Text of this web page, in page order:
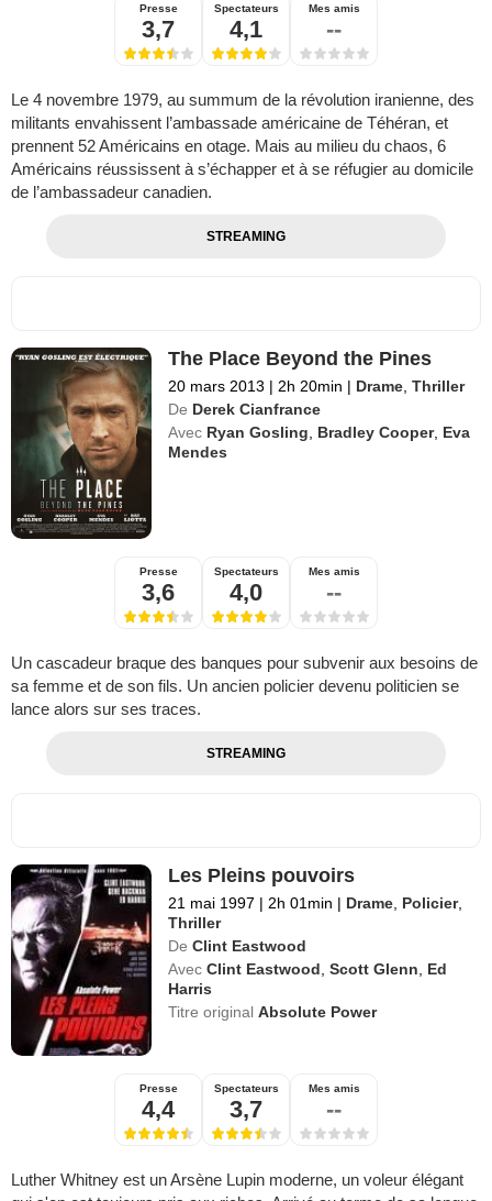
Presse
3,7
Spectateurs
4,1
Mes amis
--
Le 4 novembre 1979, au summum de la révolution iranienne, des
militants envahissent l’ambassade américaine de Téhéran, et
prennent 52 Américains en otage. Mais au milieu du chaos, 6
Américains réussissent à s’échapper et à se réfugier au domicile
de l’ambassadeur canadien.
STREAMING
The Place Beyond the Pines
20 mars 2013 | 2h 20min | Drame ,Thriller
De Derek Cianfrance
Avec Ryan Gosling Bradley Cooper, Eva
Mendes
Presse
3,6
Spectateurs
4,0
Mes amis
--
Un cascadeur braque des banques pour subvenir aux besoins de
sa femme et de son fils. Un ancien policier devenu politicien se
lance alors sur ses traces.
STREAMING
Les Pleins pouvoirs
21 mai 1997 | 2h 01min | Drame Policier,
Thriller
De Clint Eastwood
Avec Clint Eastwood ,Scott Glenn
Ed
Harris
Titre originalAbsolute Power
Presse
4,4
Spectateurs
3,7
Mes amis
--
Luther Whitney est un Arsène Lupin moderne, un voleur élégant